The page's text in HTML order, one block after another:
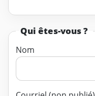
Qui êtes-vous ?
Nom